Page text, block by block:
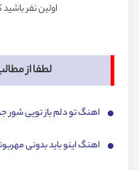
اولین نفر
لطفا از
اهنگ تو دلم باز تویی شور
اهنگ اینو باید بدونی